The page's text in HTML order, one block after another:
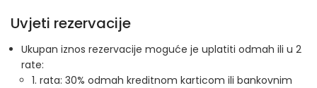
Uvjeti rezervacije
Ukupan iznos rezervacije moguće je uplatiti odmah ili u 2
rate:
1. rata: 30% odmah kreditnom karticom ili bankovnim